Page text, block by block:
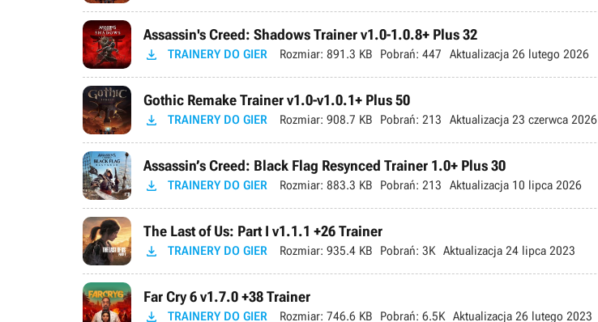
Assassin's Creed: Shadows Trainer v1.0-1.0.8+ Plus 32
 TRAINERY DO GIER Rozmiar: 891.3 KB Pobrań: 447 Aktualizacja 26 lutego 2026
Gothic Remake Trainer v1.0-v1.0.1+ Plus 50
 TRAINERY DO GIER Rozmiar: 908.7 KB Pobrań: 213 Aktualizacja 23 czerwca 2026
Assassin’s Creed: Black Flag Resynced Trainer 1.0+ Plus 30
 TRAINERY DO GIER Rozmiar: 883.3 KB Pobrań: 213 Aktualizacja 10 lipca 2026
The Last of Us: Part I v1.1.1 +26 Trainer
 TRAINERY DO GIER Rozmiar: 935.4 KB Pobrań: 3K Aktualizacja 24 lipca 2023
Far Cry 6 v1.7.0 +38 Trainer
 TRAINERY DO GIER Rozmiar: 746.6 KB Pobrań: 6.5K Aktualizacja 26 lutego 2023